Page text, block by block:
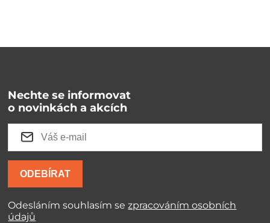
Nechte se informovat
o novinkách a akcích
ODEBÍRAT
Odesláním souhlasím sezpracováním osobních
údajů